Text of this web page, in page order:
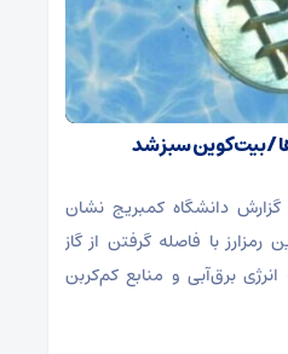
/ بیت‌کوین سبز شد
دانشگاه کمبریج نشان
با فاصله گرفتن از گاز
برق‌آبی و منابع کم‌کربن